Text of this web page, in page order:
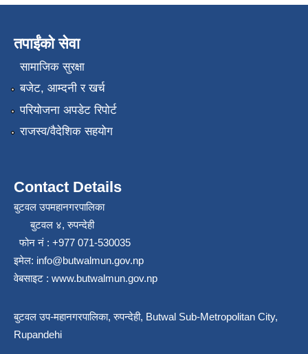
तपाईंको सेवा
सामाजिक सुरक्षा
बजेट, आम्दनी र खर्च
परियोजना अपडेट रिपोर्ट
राजस्व/वैदेशिक सहयोग
Contact Details
बुटवल उपमहानगरपालिका
बुटवल ४, रुपन्देही
फोन नं : +977 071-530035
इमेल: info@butwalmun.gov.np
वेबसाइट : www.butwalmun.gov.np
बुटवल उप-महानगरपालिका, रुपन्देही, Butwal Sub-Metropolitan City,
Rupandehi